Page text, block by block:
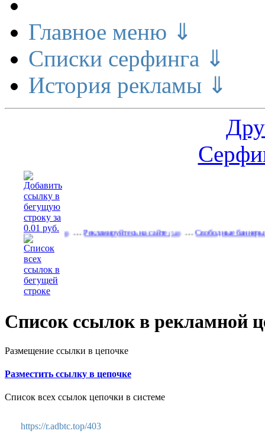
Главное меню ⇓
Списки серфинга ⇓
История рекламы ⇓
поток(600)…Рекламируйтесь на сайте(540)…Свободные баннеры разных
Список ссылок в рекламной
Размещение ссылки в цепочке
Разместить ссылку в цепочке
Список всех ссылок цепочки в системе
https://r.adbtc.top/403